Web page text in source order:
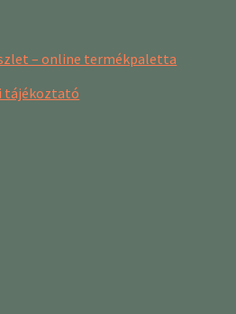
– online termékpaletta
tájékoztató